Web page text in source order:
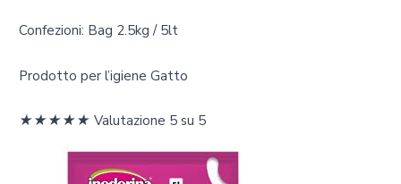
Confezioni: Bag 2.5kg / 5lt
Prodotto per l’igiene Gatto
★★★★★ Valutazione 5 su 5